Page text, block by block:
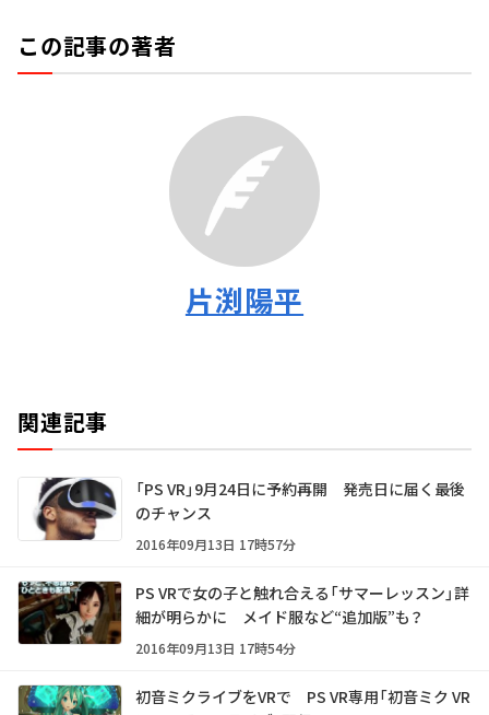
この記事の著者
片渕陽平
関連記事
「PS VR」9月24日に予約再開 発売日に届く最後
のチャンス
2016年09月13日 17時57分
PS VRで女の子と触れ合える「サマーレッスン」詳
細が明らかに メイド服など“追加版”も？
2016年09月13日 17時54分
初音ミクライブをVRで PS VR専用「初音ミク VR